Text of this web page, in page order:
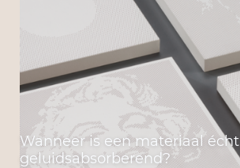
Wanneer is een materiaal écht
geluidsabsorberend?